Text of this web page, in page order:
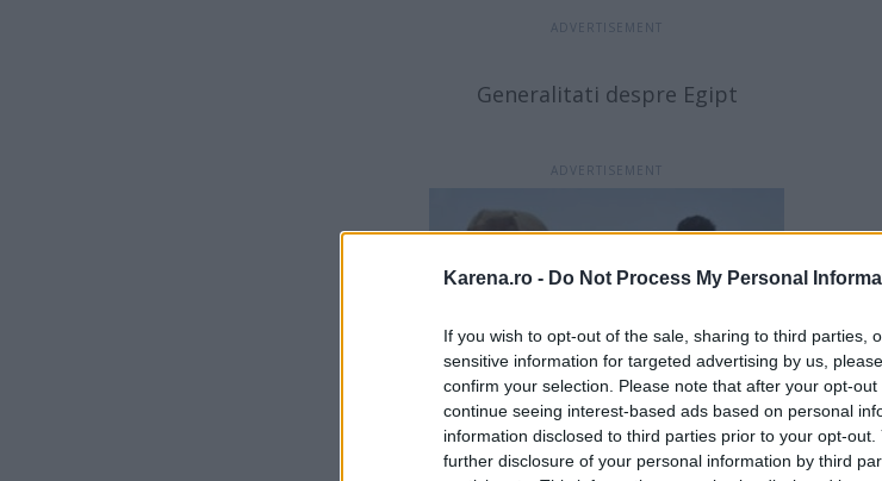
Karena.ro - Do Not Process My Personal
If you wish to opt-out of the sale, sharing to third parties,
sensitive information for targeted advertising by us,
confirm your selection. Please note that after your opt-
continue seeing interest-based ads based on personal
information disclosed to third parties prior to your opt-
further disclosure of your personal information by third
Generalitati despre Egipt